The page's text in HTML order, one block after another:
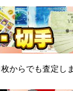
からでも査定し